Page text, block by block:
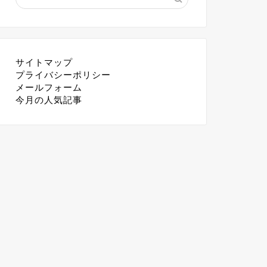
サイトマップ
プライバシーポリシー
メールフォーム
今月の人気記事